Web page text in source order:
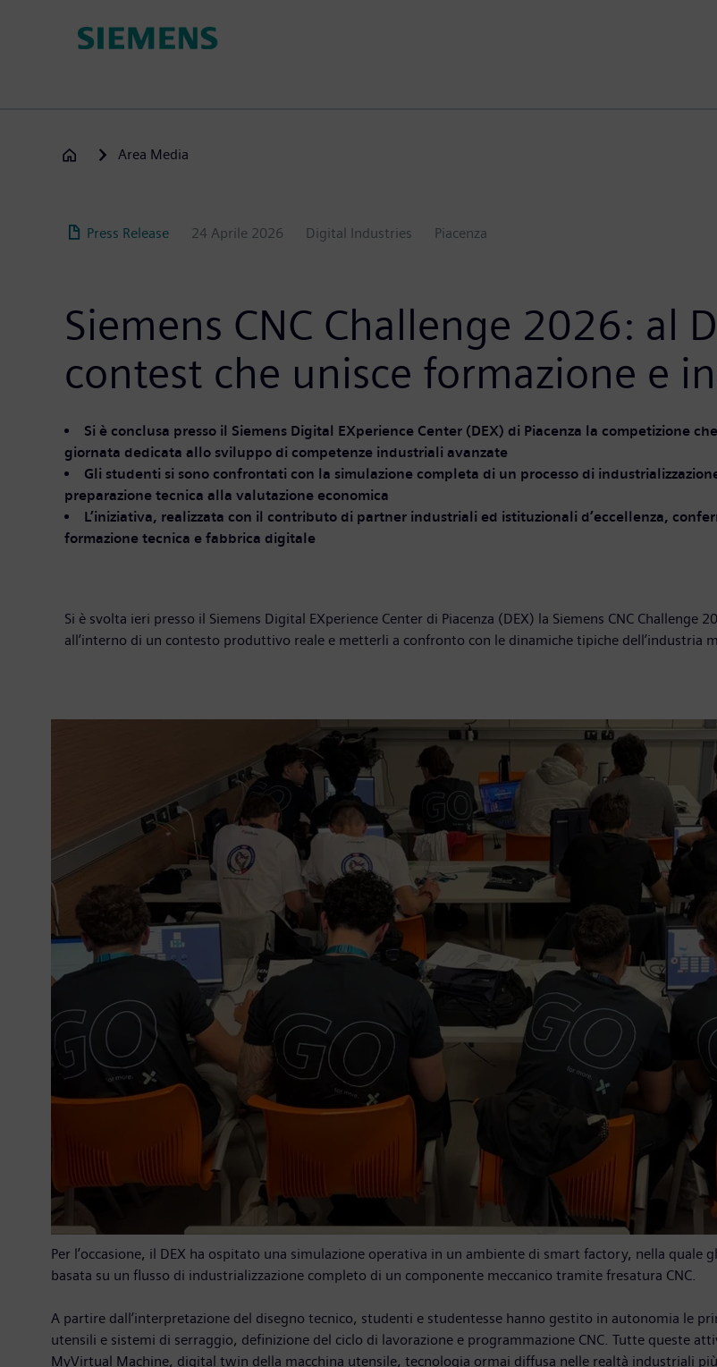
Area Media
Press Release 24 Aprile 2026 Digital Industries Piacenza
Siemens CNC Challenge 2026: al
contest che unisce formazione e
Si è conclusa presso il Siemens Digital EXperience Center (DEX) di Piacenza la competizione
giornata dedicata allo sviluppo di competenze industriali avanzate
Gli studenti si sono confrontati con la simulazione completa di un processo di
preparazione tecnica alla valutazione economica
L’iniziativa, realizzata con il contributo di partner industriali ed istituzionali d’eccellenza,
formazione tecnica e fabbrica digitale
Si è svolta ieri presso il Siemens Digital EXperience Center di Piacenza (DEX) la Siemens CNC
all’interno di un contesto produttivo reale e metterli a confronto con le dinamiche tipiche dell’industria
Per l’occasione, il DEX ha ospitato una simulazione operativa in un ambiente di smart factory, nella
basata su un flusso di industrializzazione completo di un componente meccanico tramite fresatura CNC.
A partire dall’interpretazione del disegno tecnico, studenti e studentesse hanno gestito in autonomia le
utensili e sistemi di serraggio, definizione del ciclo di lavorazione e programmazione CNC. Tutte queste
MyVirtual Machine, digital twin della macchina utensile, tecnologia ormai diffusa nelle realtà industriali